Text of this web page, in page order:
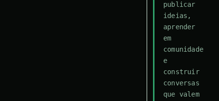
publicar
ideias,
aprender
em
comunidade
e
construir
conversas
que valem